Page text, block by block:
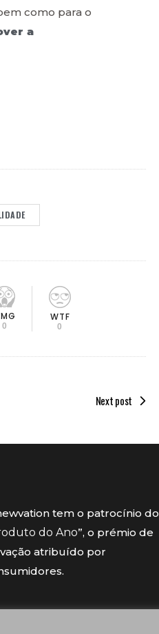
como para o
a
0
WTF
0
Next post
tem o patrocínio do
do Ano”, o prémio de
atribuído por